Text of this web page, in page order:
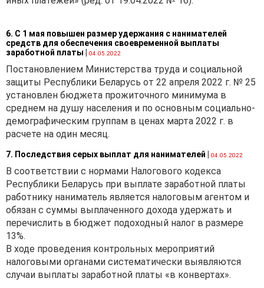
6. С 1 мая повышен размер удержания с нанимателей
средств для обеспечения своевременной выплаты
заработной платы
04.05.2022
Постановлением Министерства труда и социальной
защиты Республики Беларусь от 22 апреля 2022 г. № 25
установлен бюджета прожиточного минимума в
среднем на душу населения и по основным социально-
демографическим группам в ценах марта 2022 г. в
расчете на один месяц.
7. Последствия серых выплат для нанимателей 04.05.2022
В соответствии с нормами Налогового кодекса
Республики Беларусь при выплате заработной платы
работнику наниматель является налоговым агентом и
обязан с суммы выплаченного дохода удержать и
перечислить в бюджет подоходный налог в размере
13%.
В ходе проведения контрольных мероприятий
налоговыми органами систематически выявляются
случаи выплаты заработной платы «в конвертах».